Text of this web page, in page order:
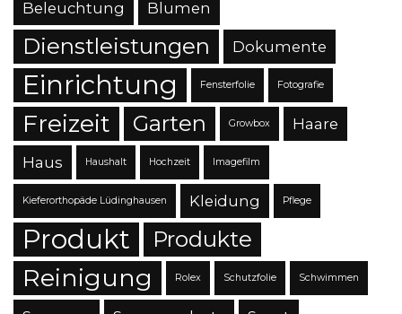
Beleuchtung Blumen
Dienstleistungen Dokumente
Einrichtung Fensterfolie Fotografie
Freizeit Garten Growbox Haare
Haus Haushalt Hochzeit Imagefilm
Kieferorthopäde Lüdinghausen Kleidung Pflege
Produkt Produkte
Reinigung Rolex Schutzfolie Schwimmen